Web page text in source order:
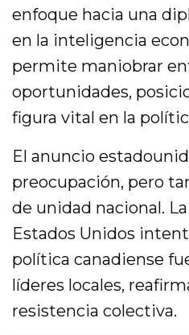
enfoque hacia una
en la inteligencia
permite maniobrar
oportunidades,
figura vital en la
El anuncio
preocupación, pero
de unidad nacional.
Estados Unidos
política canadiense
líderes locales,
resistencia colectiva.